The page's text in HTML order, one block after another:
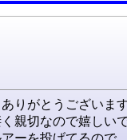
りがとうございます
親切なので嬉しいで